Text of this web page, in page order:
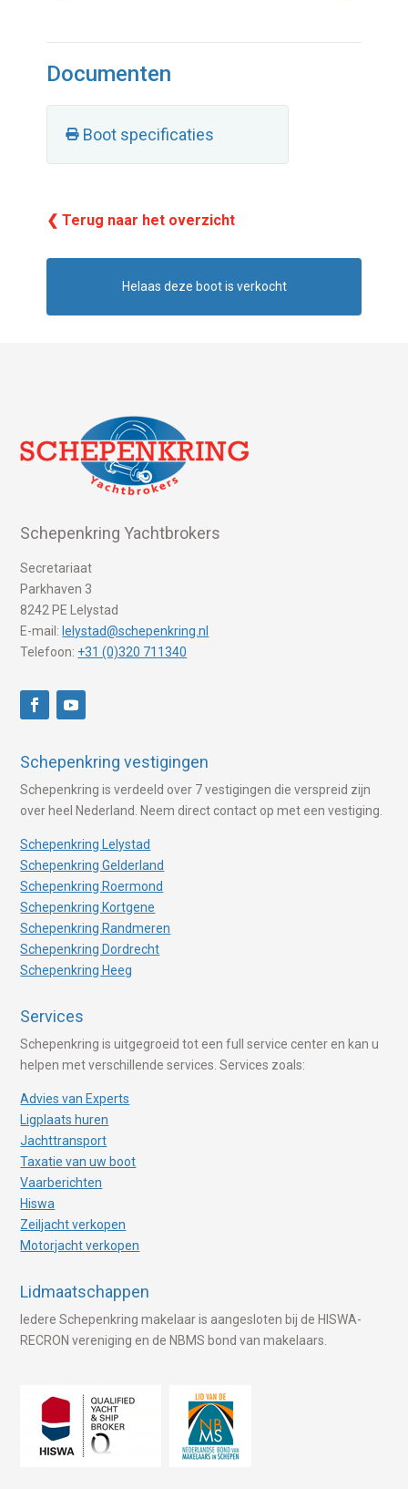
Documenten
Boot specificaties
❮ Terug naar het overzicht
Helaas deze boot is verkocht
Schepenkring Yachtbrokers
Secretariaat
Parkhaven 3
8242 PE Lelystad
E-mail: lelystad@schepenkring.nl
Telefoon: +31 (0)320 711340
Schepenkring vestigingen
Schepenkring is verdeeld over 7 vestigingen die verspreid zijn
over heel Nederland. Neem direct contact op met een vestiging.
Schepenkring Lelystad
Schepenkring Gelderland
Schepenkring Roermond
Schepenkring Kortgene
Schepenkring Randmeren
Schepenkring Dordrecht
Schepenkring Heeg
Services
Schepenkring is uitgegroeid tot een full service center en kan u
helpen met verschillende services. Services zoals:
Advies van Experts
Ligplaats huren
Jachttransport
Taxatie van uw boot
Vaarberichten
Hiswa
Zeiljacht verkopen
Motorjacht verkopen
Lidmaatschappen
Iedere Schepenkring makelaar is aangesloten bij de HISWA-
RECRON vereniging en de NBMS bond van makelaars.